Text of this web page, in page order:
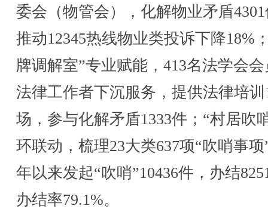
委会（物管会），化解物业矛盾
推动12345热线物业类投诉下降18%
牌调解室”专业赋能，413名法学会
法律工作者下沉服务，提供法律培训
场，参与化解矛盾1333件；“村居吹
环联动，梳理23大类637项“吹哨事项
年以来发起“吹哨”10436件，办结
办结率79.1%。